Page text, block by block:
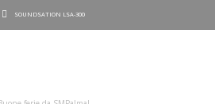
SOUNDSATION LSA-300